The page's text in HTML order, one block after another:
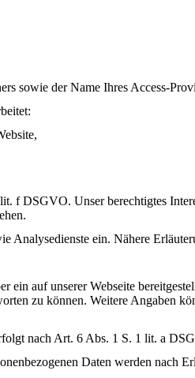
sowie der Name Ihres Access-
f DSGVO. Unser berechtigtes
Analysedienste ein. Nähere
auf unserer Webseite
zu können. Weitere Angaben
nach Art. 6 Abs. 1 S. 1 lit. a
Daten werden nach